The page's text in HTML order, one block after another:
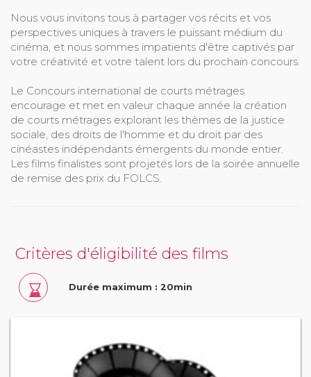
Nous vous invitons tous à partager vos récits et vos
perspectives uniques à travers le puissant médium du
cinéma, et nous sommes impatients d'être captivés par
votre créativité et votre talent lors du prochain concours.
Le Concours international de courts métrages
encourage et met en valeur chaque année la création
de courts métrages explorant les thèmes de la justice
sociale, des droits de l'homme et du droit par des
cinéastes indépendants émergents du monde entier.
Les films finalistes sont projetés lors de la soirée annuelle
de remise des prix du FOLCS.
Critères d'éligibilité des films
Durée maximum : 20min